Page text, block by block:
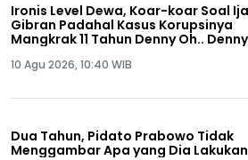
Ironis Level Dewa, Koar-koar Soal
Gibran Padahal Kasus Korupsinya
Mangkrak 11 Tahun Denny Oh..
10 Agu 2026, 10:40 WIB
Dua Tahun, Pidato Prabowo Tidak
Menggambar Apa yang Dia Lakukan